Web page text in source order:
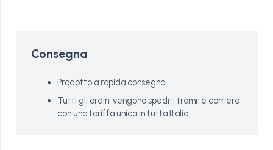
Consegna
Prodotto a rapida consegna
Tutti gli ordini vengono spediti tramite corriere
con una tariffa unica in tutta Italia